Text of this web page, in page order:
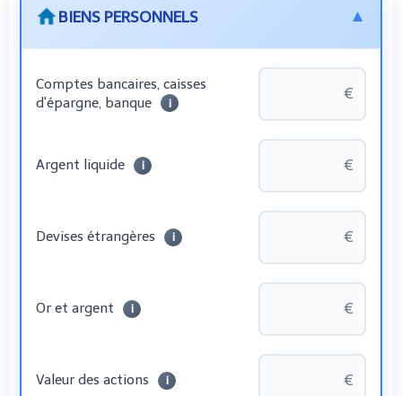
BIENS PERSONNELS ▼
Comptes bancaires, caisses
d'épargne, banque
i
Argent liquide i
Devises étrangères i
Or et argent i
Valeur des actions i